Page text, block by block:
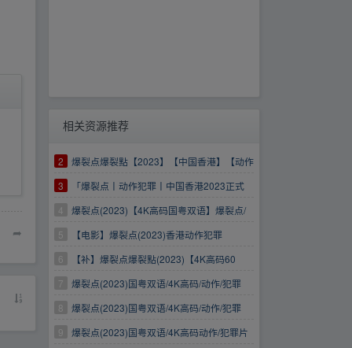
➦
相关资源推荐
2
爆裂点爆裂點【2023】【中国香港】【动作
犯罪】【张家辉陈伟霆】
3
「爆裂点丨动作犯罪丨中国香港2023正式
版」
4
爆裂点(2023)【4K高码国粤双语】爆裂点/
动作/犯罪
5
【电影】爆裂点(2023)香港动作犯罪
6
【补】爆裂点爆裂點(2023)【4K高码60
帧】[动作犯罪
7
爆裂点(2023)国粤双语/4K高码/动作/犯罪
8
爆裂点(2023)国粤双语/4K高码/动作/犯罪
9
爆裂点(2023)国粤双语/4K高码动作/犯罪片